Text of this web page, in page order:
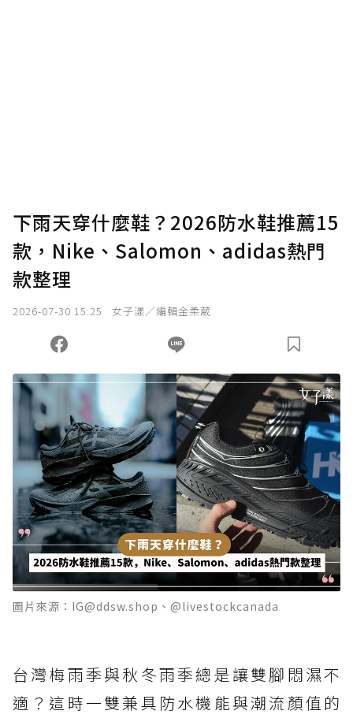
下雨天穿什麼鞋？2026防水鞋推薦15
款，Nike、Salomon、adidas熱門
款整理
2026-07-30 15:25 女子漾／編輯金柔葳
圖片來源：IG@ddsw.shop、@livestockcanada
台灣梅雨季與秋冬雨季總是讓雙腳悶濕不
適？這時一雙兼具防水機能與潮流顏值的